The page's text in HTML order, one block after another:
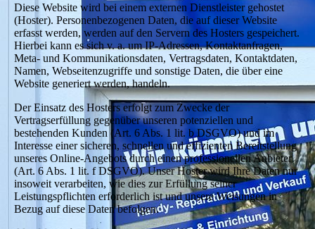
Diese Website wird bei einem externen Dienstleister gehostet
(Hoster). Personenbezogenen Daten, die auf dieser Website
erfasst werden, werden auf den Servern des Hosters gespeichert.
Hierbei kann es sich v. a. um IP-Adressen, Kontaktanfragen,
Meta- und Kommunikationsdaten, Vertragsdaten, Kontaktdaten,
Namen, Webseitenzugriffe und sonstige Daten, die über eine
Website generiert werden, handeln.
Der Einsatz des Hosters erfolgt zum Zwecke der
Vertragserfüllung gegenüber unseren potenziellen und
bestehenden Kunden (Art. 6 Abs. 1 lit. b DSGVO) und im
Interesse einer sicheren, schnellen und effizienten Bereitstellung
unseres Online-Angebots durch einen professionellen Anbieter
(Art. 6 Abs. 1 lit. f DSGVO). Unser Hoster wird Ihre Daten nur
insoweit verarbeiten, wie dies zur Erfüllung seiner
Leistungspflichten erforderlich ist und unsere Weisungen in
Bezug auf diese Daten befolgen.